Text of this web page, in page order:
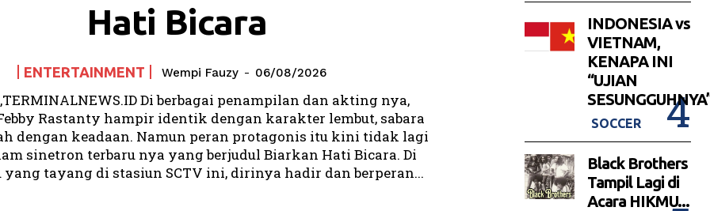
Hati Bicara
ENTERTAINMENT Wempi Fauzy - 06/08/2026
Di berbagai penampilan dan akting nya,
Rastanty hampir identik dengan karakter lembut, sabara
dengan keadaan. Namun peran protagonis itu kini tidak lagi
sinetron terbaru nya yang berjudul Biarkan Hati Bicara. Di
yang tayang di stasiun SCTV ini, dirinya hadir dan berperan...
INDONESIA vs
VIETNAM,
KENAPA INI
“UJIAN
SOCCER
Black Brothers
Tampil Lagi di
Acara HIKMU...